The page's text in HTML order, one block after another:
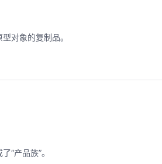
对象的复制品。
“产品族”。